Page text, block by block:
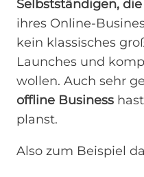
Selbstständigen,
ihres Online-
kein klassisches
Launches und
wollen. Auch sehr
offline Business
planst.
Also zum Beispiel